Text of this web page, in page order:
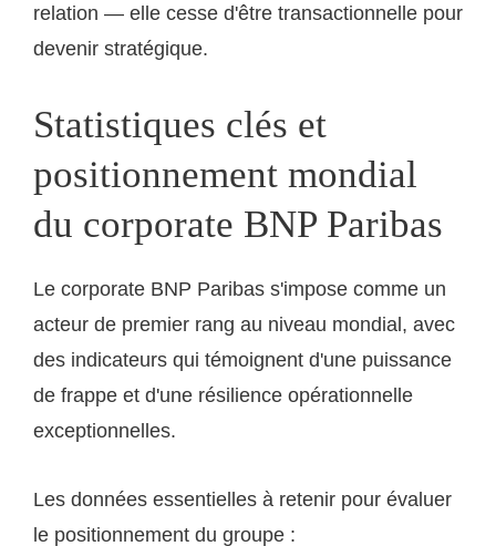
relation — elle cesse d'être transactionnelle pour
devenir stratégique.
Statistiques clés et
positionnement mondial
du corporate BNP Paribas
Le corporate BNP Paribas s'impose comme un
acteur de premier rang au niveau mondial, avec
des indicateurs qui témoignent d'une puissance
de frappe et d'une résilience opérationnelle
exceptionnelles.
Les données essentielles à retenir pour évaluer
le positionnement du groupe :